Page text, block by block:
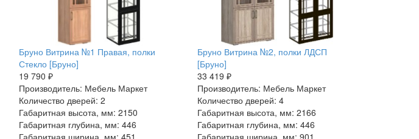
Бруно Витрина №1 Правая, полки
Стекло [Бруно]
19 790 ₽
Производитель: Мебель Маркет
Количество дверей: 2
Габаритная высота, мм: 2150
Габаритная глубина, мм: 446
Габаритная ширина, мм: 451
Бруно Витрина №2, полки ЛДСП
[Бруно]
33 419 ₽
Производитель: Мебель Маркет
Количество дверей: 4
Габаритная высота, мм: 2166
Габаритная глубина, мм: 446
Габаритная ширина, мм: 901